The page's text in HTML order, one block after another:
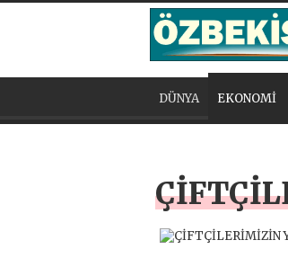
DÜNYA EKONOMİ